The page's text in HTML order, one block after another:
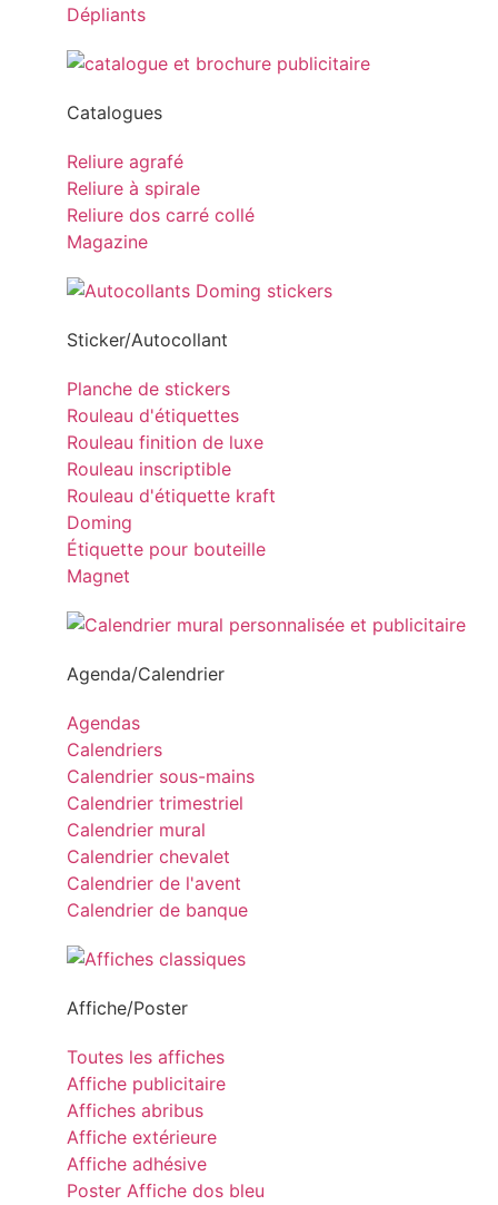
Dépliants
Catalogues
Reliure agrafé
Reliure à spirale
Reliure dos carré collé
Magazine
Sticker/Autocollant
Planche de stickers
Rouleau d'étiquettes
Rouleau finition de luxe
Rouleau inscriptible
Rouleau d'étiquette kraft
Doming
Étiquette pour bouteille
Magnet
Agenda/Calendrier
Agendas
Calendriers
Calendrier sous-mains
Calendrier trimestriel
Calendrier mural
Calendrier chevalet
Calendrier de l'avent
Calendrier de banque
Affiche/Poster
Toutes les affiches
Affiche publicitaire
Affiches abribus
Affiche extérieure
Affiche adhésive
Poster Affiche dos bleu